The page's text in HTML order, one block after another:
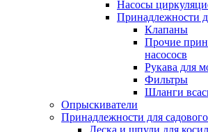
Насосы
Принадлежности
Клапаны
Прочие
насососв
Рукава для
Фильтры
Шланги
Опрыскиватели
Принадлежности для